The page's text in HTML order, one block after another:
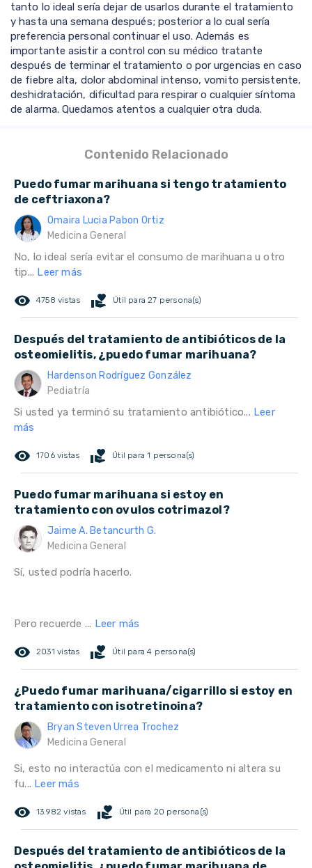
tanto lo ideal sería dejar de usarlos durante el tratamiento
y hasta una semana después; posterior a lo cual sería
preferencia personal continuar el uso. Además es
importante asistir a control con su médico tratante
después de terminar el tratamiento o por urgencias en caso
de fiebre alta, dolor abdominal intenso, vomito persistente,
deshidratación, dificultad para respirar o cualquier síntoma
de alarma. Quedamos atentos a cualquier otra duda.
Contenido Relacionado
Puedo fumar marihuana si tengo tratamiento
de ceftriaxona?
Omaira Lucia Pabon Ortiz
Medicina General
No, lo ideal sería evitar el consumo de marihuana u otro
tip... Leer más
remove_red_eye 4758 vistas volunteer_activism Útil para 27 persona(s)
Después del tratamiento de antibióticos de la
osteomielitis, ¿puedo fumar marihuana?
Hardenson Rodríguez González
Pediatría
Si usted ya terminó su tratamiento antibiótico... Leer
más
remove_red_eye 1706 vistas volunteer_activism Útil para 1 persona(s)
Puedo fumar marihuana si estoy en
tratamiento con ovulos cotrimazol?
Jaime A. Betancurth G.
Medicina General
Sí, usted podría hacerlo.
Pero recuerde ... Leer más
remove_red_eye 2031 vistas volunteer_activism Útil para 4 persona(s)
¿Puedo fumar marihuana/cigarrillo si estoy en
tratamiento con isotretinoina?
Bryan Steven Urrea Trochez
Medicina General
Si, esto no interactúa con el medicamento ni altera su
fu... Leer más
remove_red_eye 13.982 vistas volunteer_activism Útil para 20 persona(s)
Después del tratamiento de antibióticos de la